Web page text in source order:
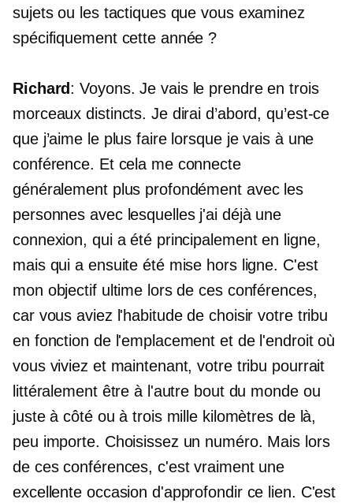
sujets ou les tactiques que vous examinez
spécifiquement cette année ?
Richard: Voyons. Je vais le prendre en trois
morceaux distincts. Je dirai d’abord, qu’est-ce
que j’aime le plus faire lorsque je vais à une
conférence. Et cela me connecte
généralement plus profondément avec les
personnes avec lesquelles j'ai déjà une
connexion, qui a été principalement en ligne,
mais qui a ensuite été mise hors ligne. C'est
mon objectif ultime lors de ces conférences,
car vous aviez l'habitude de choisir votre tribu
en fonction de l'emplacement et de l'endroit où
vous viviez et maintenant, votre tribu pourrait
littéralement être à l'autre bout du monde ou
juste à côté ou à trois mille kilomètres de là,
peu importe. Choisissez un numéro. Mais lors
de ces conférences, c'est vraiment une
excellente occasion d'approfondir ce lien. C'est